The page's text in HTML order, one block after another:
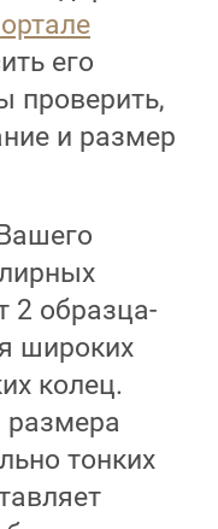
его
проверить,
и размер
2 образца-
широких
колец.
размера
тонких